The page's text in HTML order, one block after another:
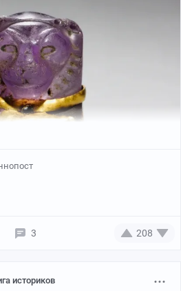
приобрёл Художественный
3 208
историков